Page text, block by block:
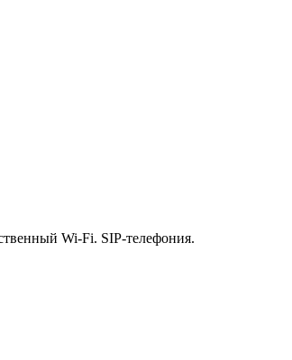
Wi-Fi. SIP-телефония.